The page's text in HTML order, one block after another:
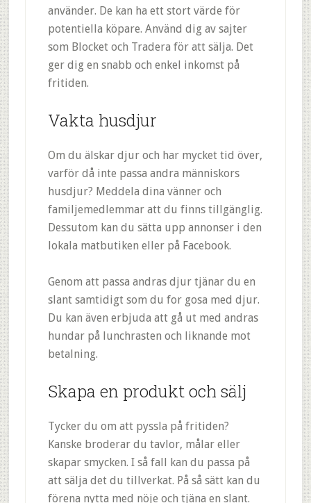
använder. De kan ha ett stort värde för
potentiella köpare. Använd dig av sajter
som Blocket och Tradera för att sälja. Det
ger dig en snabb och enkel inkomst på
fritiden.
Vakta husdjur
Om du älskar djur och har mycket tid över,
varför då inte passa andra människors
husdjur? Meddela dina vänner och
familjemedlemmar att du finns tillgänglig.
Dessutom kan du sätta upp annonser i den
lokala matbutiken eller på Facebook.
Genom att passa andras djur tjänar du en
slant samtidigt som du for gosa med djur.
Du kan även erbjuda att gå ut med andras
hundar på lunchrasten och liknande mot
betalning.
Skapa en produkt och sälj
Tycker du om att pyssla på fritiden?
Kanske broderar du tavlor, målar eller
skapar smycken. I så fall kan du passa på
att sälja det du tillverkat. På så sätt kan du
förena nytta med nöje och tjäna en slant.